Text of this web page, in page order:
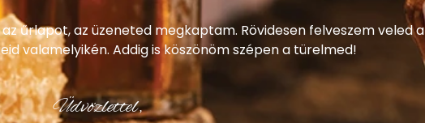
űrlapot, az üzeneted megkaptam. Rövidesen felveszem veled a
valamelyikén. Addig is köszönöm szépen a türelmed!
Üdvözlettel,Dé